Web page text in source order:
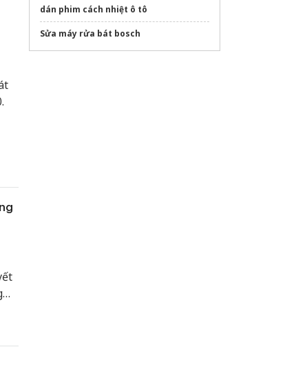
dán phim cách nhiệt ô tô
Sửa máy rửa bát bosch